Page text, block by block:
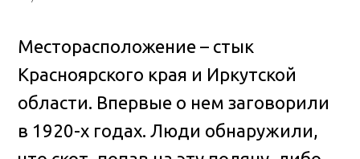
Месторасположение – стык
Красноярского края и Иркутской
области. Впервые о нем заговорили
в 1920-х годах. Люди обнаружили,